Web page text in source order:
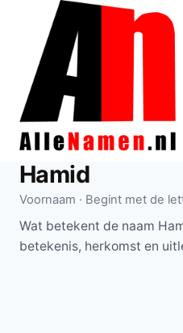
Doorgaan
inhoud
Hamid
Voornaam · Begint met de
Wat betekent de naam
betekenis, herkomst en